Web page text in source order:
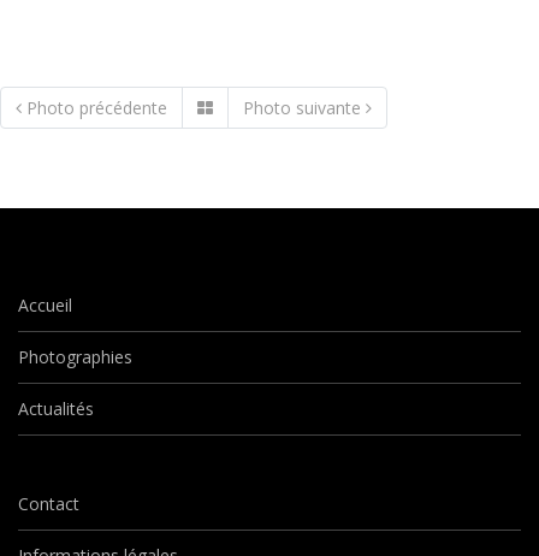
Photo précédente Photo suivante
Accueil
Photographies
Actualités
Contact